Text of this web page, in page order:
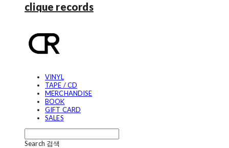
clique records
VINYL
TAPE / CD
MERCHANDISE
BOOK
GIFT CARD
SALES
Search 검색